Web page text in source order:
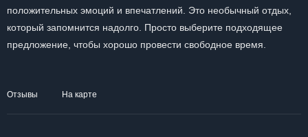
положительных эмоций и впечатлений. Это необычный отдых,
который запомнится надолго. Просто выберите подходящее
предложение, чтобы хорошо провести свободное время.
Отзывы На карте